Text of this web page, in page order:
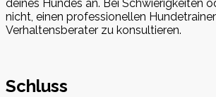
deines Hundes an. Bei Schwierigkeiten
nicht, einen professionellen
Verhaltensberater zu konsultieren.
Schluss